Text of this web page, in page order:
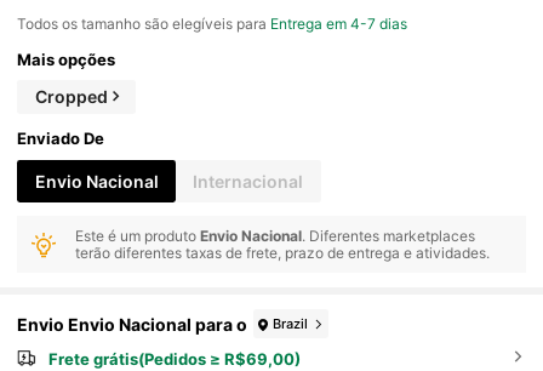
Todos os tamanho são elegíveis para Entrega em 4-7 dias
Mais opções
Cropped
Enviado De
Envio Nacional Internacional
Este é um produtoEnvio Nacional. Diferentes marketplaces
terão diferentes taxas de frete, prazo de entrega e atividades.
Envio Envio Nacional para o Brazil
Frete grátis(Pedidos ≥ R$69,00)